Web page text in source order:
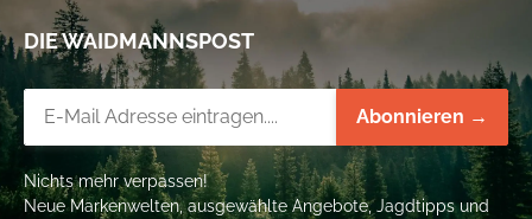
DIE WAIDMANNSPOST
Abonnieren →
Nichts mehr verpassen!
Neue Markenwelten, ausgewählte Angebote, Jagdtipps und